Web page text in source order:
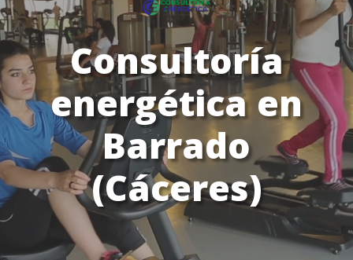
Consultoría
energética en
Barrado
(Cáceres)